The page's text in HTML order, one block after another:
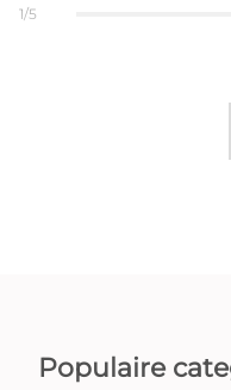
1/5
Populaire